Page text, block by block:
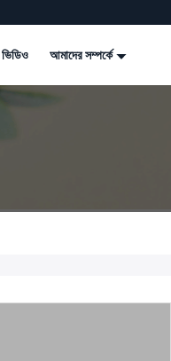
ভিডিও আমাদের সম্পর্কে